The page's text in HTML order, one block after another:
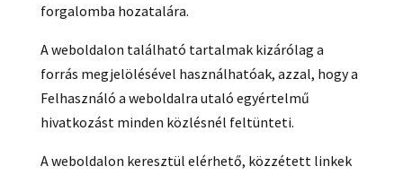
forgalomba hozatalára.
A weboldalon található tartalmak kizárólag a
forrás megjelölésével használhatóak, azzal, hogy a
Felhasználó a weboldalra utaló egyértelmű
hivatkozást minden közlésnél feltünteti.
A weboldalon keresztül elérhető, közzétett linkek